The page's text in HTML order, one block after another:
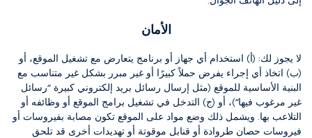
الأمان
لا يجوز لك: (أ) استخدام أي جهاز أو برنامج يتعارض مع تشغيل الموقع، أو
(ب) اتخاذ أي إجراء يفرض حملاً كبيرًا أو غير مبرر بشكل غير متناسب مع
البنية الأساسية للموقع (مثل إرسال رسائل بريد إلكتروني كبيرة “رسائل
غير مرغوب فيها”)، أو (ج) التدخل في تشغيل برامج الموقع أو وظائفه أو
التلاعب بها. ويشمل ذلك وضع مواد على الموقع تكون مصابة بفيروسات أو
فيروسات حصان طروادة أو قنابل موقوتة أو تهديدات أخرى قد تلحق